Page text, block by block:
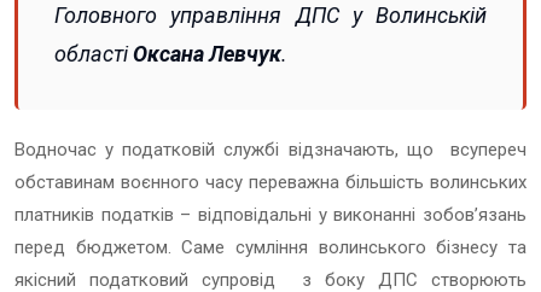
Головного управління ДПС у Волинській
областіОксана Левчук.
Водночас у податковій службі відзначають, що всупереч
обставинам воєнного часу переважна більшість волинських
платників податків – відповідальні у виконанні зобов’язань
перед бюджетом. Саме сумління волинського бізнесу та
якісний податковий супровід з боку ДПС створюють